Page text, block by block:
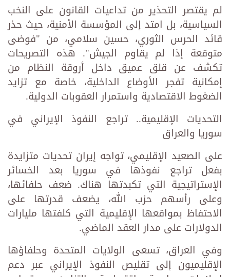
لم يقتصر التحذير من تداعيات القانون على النخب
السياسية، بل امتد إلى المؤسسة الأمنية، حيث حذر
قائد الحرس الثوري، حسين سلامي، من "فوضى
متوقعة إذا لم يقاوم الجيش". هذه التصريحات
تكشف عن قلق عميق داخل أروقة النظام من
إمكانية تفجر الأوضاع الداخلية، خاصة مع تزايد
الضغوط الاقتصادية واستمرار العقوبات الدولية.
التحديات الإقليمية.. تراجع النفوذ الإيراني في
سوريا والعراق
على الصعيد الإقليمي، تواجه إيران تحديات متزايدة
بفعل تراجع نفوذها في سوريا بعد الخسائر
الإستراتيجية التي تكبدتها هناك. ضعف حلفائها،
وعلى رأسهم حزب الله، يضعف قدرتها على
الاحتفاظ بمواقعها الإقليمية التي كلفتها مليارات
الدولارات على مدار العقد الماضي.
وفي العراق، تسعى الولايات المتحدة وحلفاؤها
الإقليميون إلى تقليص النفوذ الإيراني عبر دعم